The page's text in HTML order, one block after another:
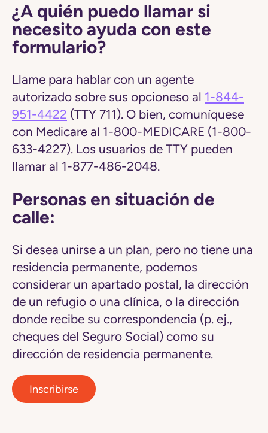
¿A quién puedo llamar si
necesito ayuda con este
formulario?
Llame para hablar con un agente
autorizado sobre sus opcioneso al 1-844-
951-4422 (TTY 711). O bien, comuníquese
con Medicare al 1-800-MEDICARE (1-800-
633-4227). Los usuarios de TTY pueden
llamar al 1-877-486-2048.
Personas en situación de
calle:
Si desea unirse a un plan, pero no tiene una
residencia permanente, podemos
considerar un apartado postal, la dirección
de un refugio o una clínica, o la dirección
donde recibe su correspondencia (p. ej.,
cheques del Seguro Social) como su
dirección de residencia permanente.
Inscribirse